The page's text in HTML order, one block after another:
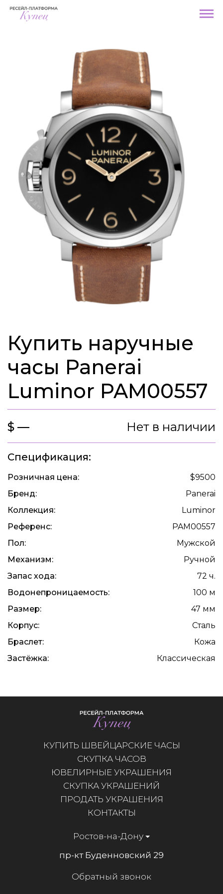
Купить наручные
часы Panerai
Luminor PAM00557
$ — Нет в наличии
Спецификация:
Розничная цена:
$9500
Бренд:
Panerai
Коллекция:
Luminor
Референс:
PAM00557
Пол:
Мужской
Механизм:
Ручной
Запас хода:
72 ч.
Водонепроницаемость:
100 м
Размер:
47 мм
Корпус:
Сталь
Браслет:
Кожа
Застёжка:
Классическая
КУПИТЬ ШВЕЙЦАРСКИЕ ЧАСЫ
СКУПКА ЧАСОВ
ЮВЕЛИРНЫЕ УКРАШЕНИЯ
СКУПКА УКРАШЕНИЙ
ПРОДАТЬ УКРАШЕНИЯ
КОНТАКТЫ
Ростов-на-Дону
пр-кт Буденновский 29
Обратный звонок